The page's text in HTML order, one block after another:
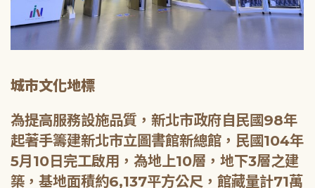
城市文化地標
為提高服務設施品質，新北市政府自民國98年
起著手籌建新北市立圖書館新總館，民國104年
5月10日完工啟用，為地上10層，地下3層之建
築，基地面積約6,137平方公尺，館藏量計71萬